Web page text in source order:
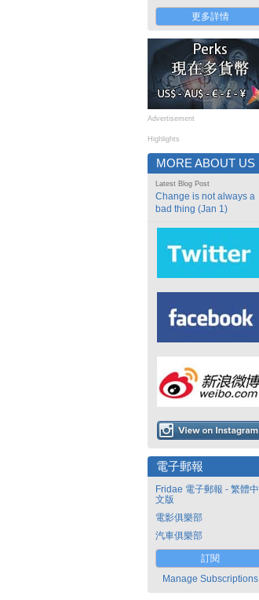
更多詳情
Advertisement
Highlights
MORE ABOUT US
Latest Blog Post
Change is not always a
bad thing (Jan 1)
電子郵報
Fridae 電子郵報 - 繁體中
文版
電影俱樂部
汽車俱樂部
訂閱
Manage Subscriptions